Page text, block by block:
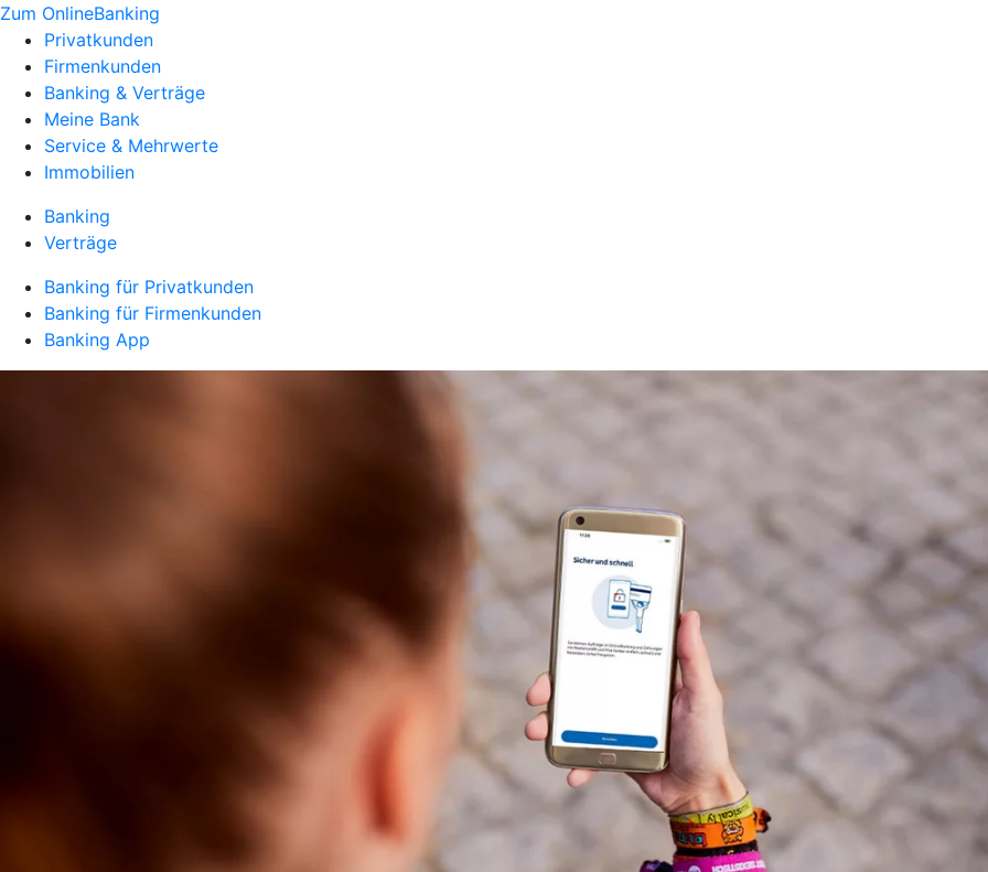
Zum OnlineBanking
Privatkunden
Firmenkunden
Banking & Verträge
Meine Bank
Service & Mehrwerte
Immobilien
Banking
Verträge
Banking für Privatkunden
Banking für Firmenkunden
Banking App